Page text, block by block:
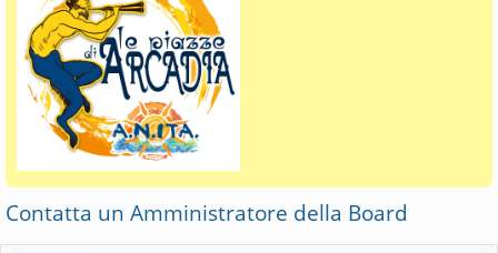
Contatta un Amministratore della Board